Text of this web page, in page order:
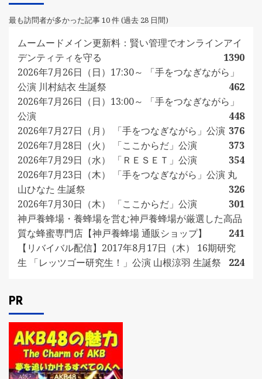
最も訪問者が多かった記事 10 件 (過去 28 日間)
ムームードメイン更新料：賢い管理でオンラインアイ
デンティティを守る
1390
2026年7月26日（日）17:30～ 「手をつなぎながら」
公演 川村結衣 生誕祭
462
2026年7月26日（日）13:00～ 「手をつなぎながら」
公演
448
2026年7月27日（月） 「手をつなぎながら」公演 376
2026年7月28日（火） 「ここからだ」公演
373
2026年7月29日（水） 「ＲＥＳＥＴ」公演
354
2026年7月23日（木） 「手をつなぎながら」公演 丸
山ひなた 生誕祭
326
2026年7月30日（木） 「ここからだ」公演
301
神戸養蜂場・養蜂場を営む神戸養蜂場が厳選した高品
質な蜂蜜専門店【神戸養蜂場 通販ショップ】
241
【リバイバル配信】2017年8月17日（木） 16期研究
生 「レッツゴー研究生！」公演 山根涼羽 生誕祭
224
PR